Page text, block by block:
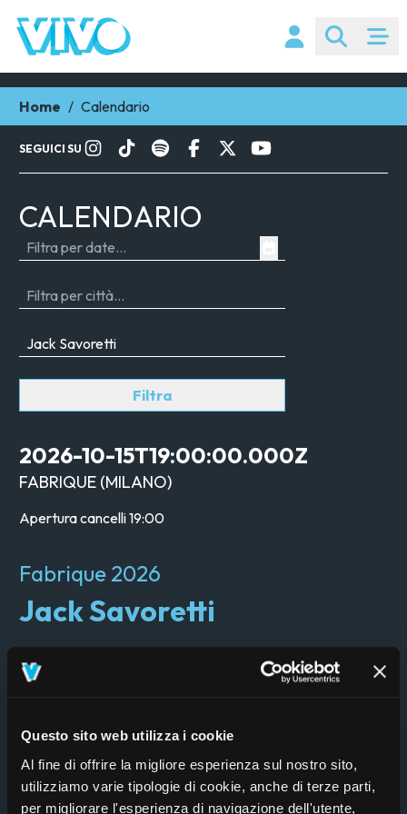
Questo sito web utilizza i cookie
Al fine di offrire la migliore esperienza sul nostro sito,
utilizziamo varie tipologie di cookie, anche di terze parti,
per migliorare l'esperienza di navigazione dell'utente,
Home / Calendario
SEGUICI SU
CALENDARIO
Filtra
2026-10-15T19:00:00.000Z
FABRIQUE (MILANO)
Apertura cancelli19:00
Fabrique 2026
Jack Savoretti